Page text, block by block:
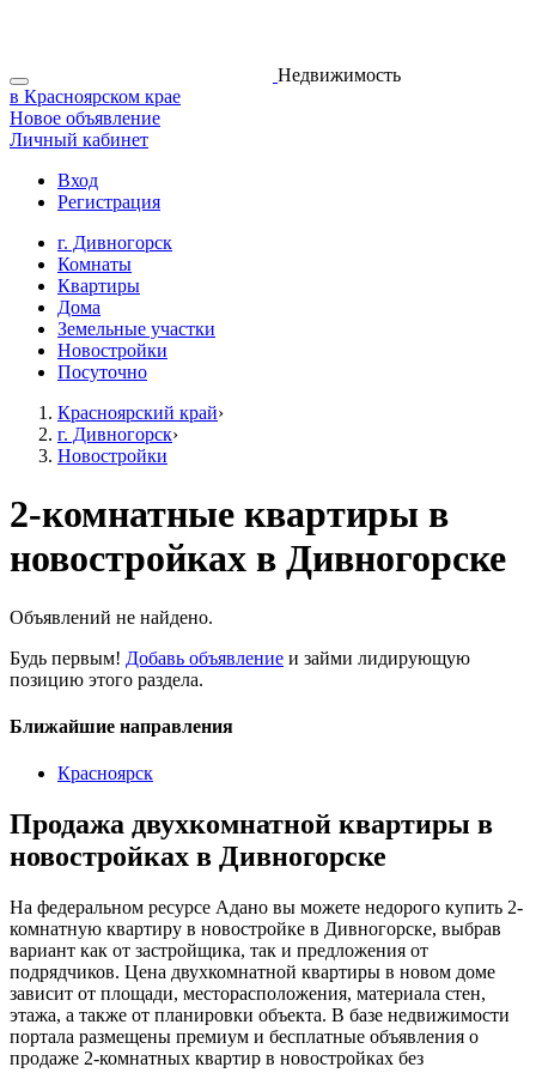
Недвижимость
в Красноярском крае
Новое объявление
Личный кабинет
Вход
Регистрация
г. Дивногорск
Комнаты
Квартиры
Дома
Земельные участки
Новостройки
Посуточно
Красноярский край›
г. Дивногорск›
Новостройки
2-комнатные квартиры в
новостройках в Дивногорске
Объявлений не найдено.
Будь первым! Добавь объявление и займи лидирующую
позицию этого раздела.
Ближайшие направления
Красноярск
Продажа двухкомнатной квартиры в
новостройках в Дивногорске
На федеральном ресурсе Адано вы можете недорого купить 2-
комнатную квартиру в новостройке в Дивногорске, выбрав
вариант как от застройщика, так и предложения от
подрядчиков. Цена двухкомнатной квартиры в новом доме
зависит от площади, месторасположения, материала стен,
этажа, а также от планировки объекта. В базе недвижимости
портала размещены премиум и бесплатные объявления о
продаже 2-комнатных квартир в новостройках без